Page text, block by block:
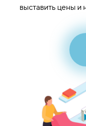
выставить цены и